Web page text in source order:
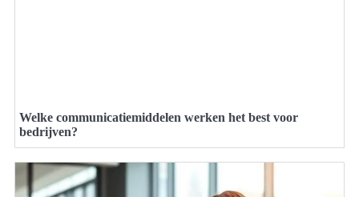
Welke communicatiemiddelen werken het best voor
bedrijven?